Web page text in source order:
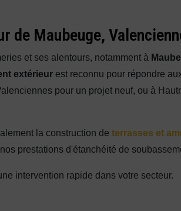
de Maubeuge,
et ses alentours, notamment à
extérieur est reconnu pour répondre
pour un projet neuf, ou à
la construction de terrasses et
prestations d'étanchéité de
intervention rapide dans votre secteur.